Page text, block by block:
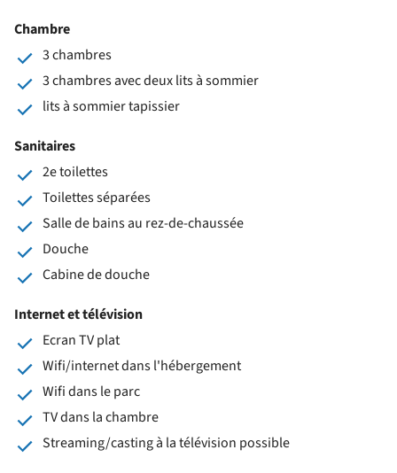
Chambre
3 chambres
3 chambres avec deux lits à sommier
lits à sommier tapissier
Sanitaires
2e toilettes
Toilettes séparées
Salle de bains au rez-de-chaussée
Douche
Cabine de douche
Internet et télévision
Ecran TV plat
Wifi/internet dans l'hébergement
Wifi dans le parc
TV dans la chambre
Streaming/casting à la télévision possible